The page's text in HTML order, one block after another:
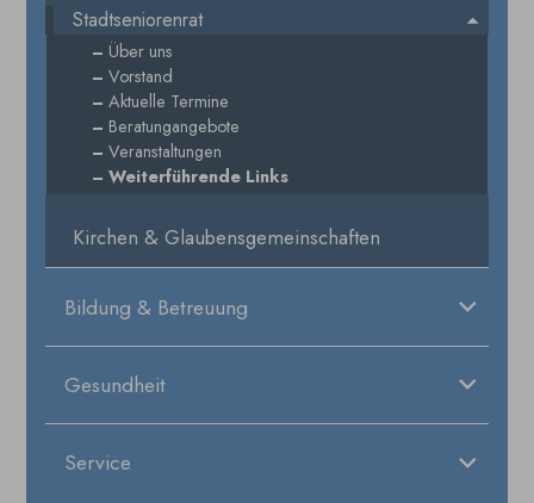
Stadtseniorenrat
Über uns
Vorstand
Aktuelle Termine
Beratungangebote
Veranstaltungen
Weiterführende Links
Kirchen & Glaubensgemeinschaften
Bildung & Betreuung
Gesundheit
Service